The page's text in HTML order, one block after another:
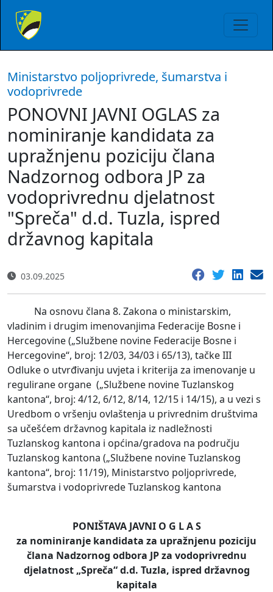
Ministarstvo poljoprivrede, šumarstva i
vodoprivrede
PONOVNI JAVNI OGLAS za
nominiranje kandidata za
upražnjenu poziciju člana
Nadzornog odbora JP za
vodoprivrednu djelatnost
"Spreča" d.d. Tuzla, ispred
državnog kapitala
03.09.2025
Na osnovu člana 8. Zakona o ministarskim,
vladinim i drugim imenovanjima Federacije Bosne i
Hercegovine („Službene novine Federacije Bosne i
Hercegovine“, broj: 12/03, 34/03 i 65/13), tačke III
Odluke o utvrđivanju uvjeta i kriterija za imenovanje u
regulirane organe („Službene novine Tuzlanskog
kantona“, broj: 4/12, 6/12, 8/14, 12/15 i 14/15), a u vezi s
Uredbom o vršenju ovlaštenja u privrednim društvima
sa učešćem državnog kapitala iz nadležnosti
Tuzlanskog kantona i općina/gradova na području
Tuzlanskog kantona („Službene novine Tuzlanskog
kantona“, broj: 11/19), Ministarstvo poljoprivrede,
šumarstva i vodoprivrede Tuzlanskog kantona
PONIŠTAVA JAVNI O G L A S
za nominiranje kandidata za upražnjenu poziciju
člana Nadzornog odbora JP za vodoprivrednu
djelatnost „Spreča“ d.d. Tuzla, ispred državnog
kapitala